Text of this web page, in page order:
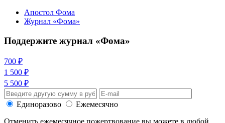
Апостол Фома
Журнал «Фома»
Поддержите журнал «Фома»
700 ₽
1 500 ₽
5 500 ₽
Единоразово
Ежемесячно